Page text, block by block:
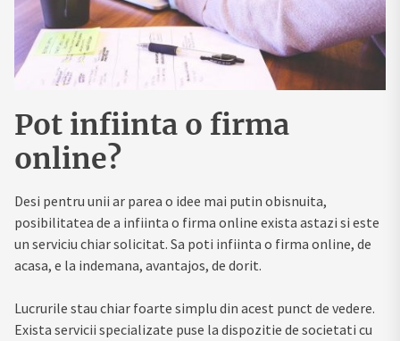
Pot infiinta o firma
online?
Desi pentru unii ar parea o idee mai putin obisnuita,
posibilitatea de a infiinta o firma online exista astazi si este
un serviciu chiar solicitat. Sa poti infiinta o firma online, de
acasa, e la indemana, avantajos, de dorit.
Lucrurile stau chiar foarte simplu din acest punct de vedere.
Exista servicii specializate puse la dispozitie de societati cu